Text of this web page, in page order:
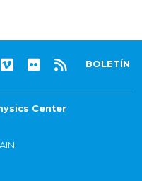
BOLETÍN
Center